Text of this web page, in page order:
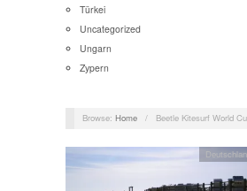
Türkei
Uncategorized
Ungarn
Zypern
Browse: Home / Beetle Kitesurf World